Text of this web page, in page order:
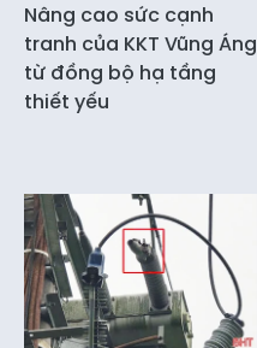
Nâng cao sức cạnh
tranh của KKT Vũng Áng
từ đồng bộ hạ tầng
thiết yếu